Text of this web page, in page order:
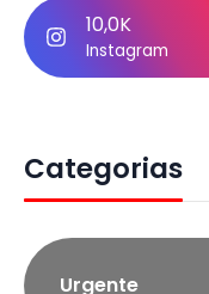
10,0K
Instagram
Categorias
Urgente